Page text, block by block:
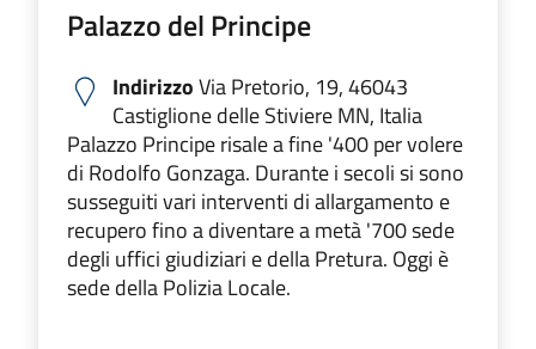
Palazzo del Principe
IndirizzoVia Pretorio, 19, 46043
Castiglione delle Stiviere MN, Italia
Palazzo Principe risale a fine '400 per volere
di Rodolfo Gonzaga. Durante i secoli si sono
susseguiti vari interventi di allargamento e
recupero fino a diventare a metà '700 sede
degli uffici giudiziari e della Pretura. Oggi è
sede della Polizia Locale.